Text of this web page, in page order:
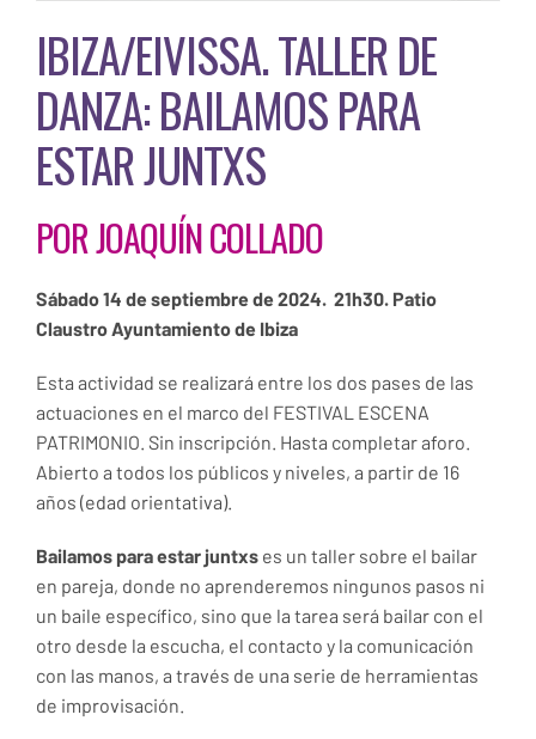
IBIZA/EIVISSA. TALLER DE
DANZA: BAILAMOS PARA
ESTAR JUNTXS
POR JOAQUÍN COLLADO
Sábado 14 de septiembre de 2024. 21h30. Patio
Claustro Ayuntamiento de Ibiza
Esta actividad se realizará entre los dos pases de las
actuaciones en el marco del FESTIVAL ESCENA
PATRIMONIO. Sin inscripción. Hasta completar aforo.
Abierto a todos los públicos y niveles, a partir de 16
años (edad orientativa).
Bailamos para estar juntxs es un taller sobre el bailar
en pareja, donde no aprenderemos ningunos pasos ni
un baile específico, sino que la tarea será bailar con el
otro desde la escucha, el contacto y la comunicación
con las manos, a través de una serie de herramientas
de improvisación.